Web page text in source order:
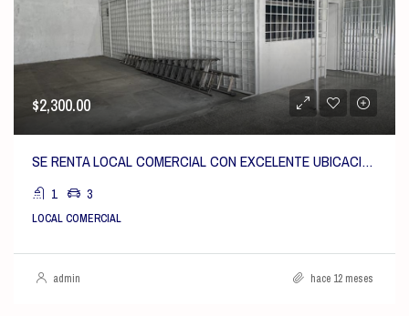
$2,300.00
SE RENTA LOCAL COMERCIAL CON EXCELENTE UBICACIÓN EN LA INTERAMERICANA Km. 19 en ZONA 1 DE MIXCO
1 3
LOCAL COMERCIAL
admin hace 12 meses